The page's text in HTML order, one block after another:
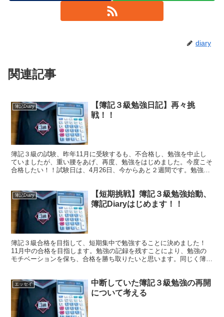
diary
関連記事
簿記Diary
【簿記３級勉強日記】再々挑
戦！！
簿記３級の試験、昨年11月に受験するも、不合格し、勉強を中止し
ていましたが、重い腰をあげ、再度、勉強をはじめました。今度こそ
合格したい！！試験日は、4月26日、今からあと２週間です。勉強の
簿記Diary
【短期挑戦】簿記３級勉強始動、
簿記Diaryはじめます！！
簿記３級合格を目指して、短期集中で勉強することに決めました！
11月中の合格を目指します。勉強の記録を残すことにより、勉強の
モチベーションを保ち、合格を勝ち取りたいと思います。同じく簿記
エッセイ
中断していた簿記３級勉強の再開
について考える